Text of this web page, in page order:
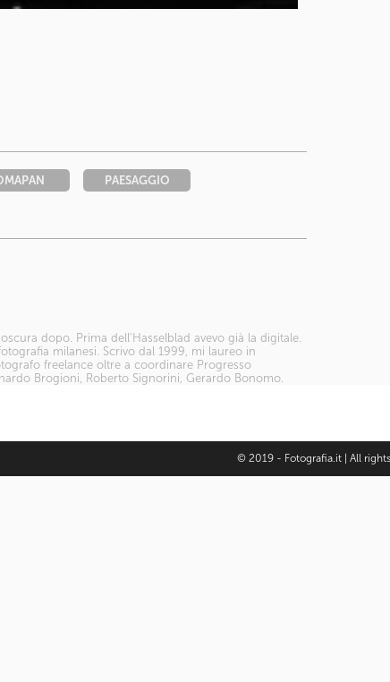
PAESAGGIO
dopo. Prima dell'Hasselblad avevo già la digitale.
milanesi. Scrivo dal 1999, mi laureo in
freelance oltre a coordinare Progresso
Brogioni, Roberto Signorini, Gerardo Bonomo.
© 2019 - Fotografia.it | All